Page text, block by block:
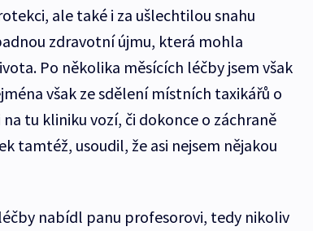
ale také i za ušlechtilou snahu
zdravotní újmu, která mohla
Po několika měsících léčby jsem však
však ze sdělení místních taxikářů o
tu kliniku vozí, či dokonce o záchraně
tamtéž, usoudil, že asi nejsem nějakou
nabídl panu profesorovi, tedy nikoliv